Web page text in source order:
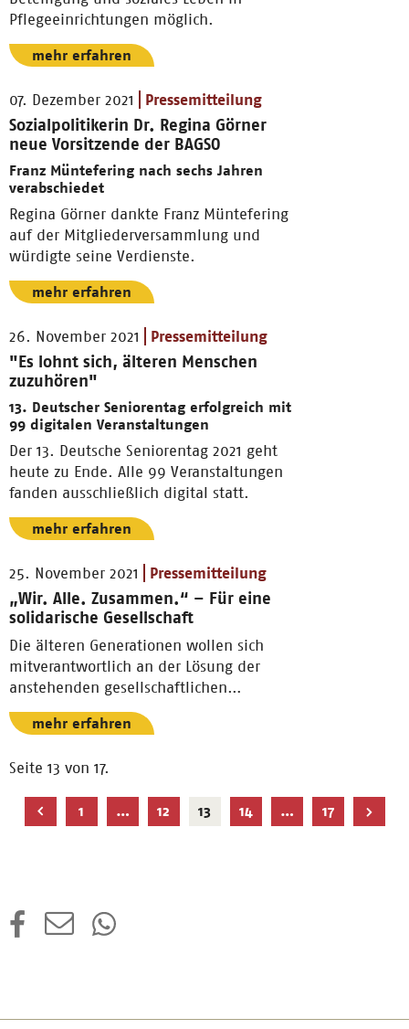
Pflegeeinrichtungen möglich.
mehr erfahren
07. Dezember 2021 Pressemitteilung
Sozialpolitikerin Dr. Regina Görner
neue Vorsitzende der BAGSO
Franz Müntefering nach sechs Jahren
verabschiedet
Regina Görner dankte Franz Müntefering
auf der Mitgliederversammlung und
würdigte seine Verdienste.
mehr erfahren
26. November 2021 Pressemitteilung
"Es lohnt sich, älteren Menschen
zuzuhören"
13. Deutscher Seniorentag erfolgreich mit
99 digitalen Veranstaltungen
Der 13. Deutsche Seniorentag 2021 geht
heute zu Ende. Alle 99 Veranstaltungen
fanden ausschließlich digital statt.
mehr erfahren
25. November 2021 Pressemitteilung
„Wir. Alle. Zusammen.“ – Für eine
solidarische Gesellschaft
Die älteren Generationen wollen sich
mitverantwortlich an der Lösung der
anstehenden gesellschaftlichen
Herausforderungen beteiligen.
mehr erfahren
Seite 13 von 17.
1 … 12 13Aktuelle
Seite
14 … 17